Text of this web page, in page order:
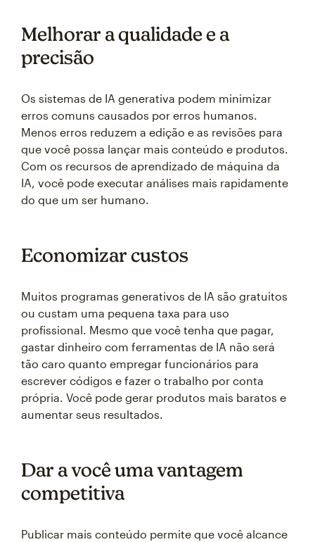
Melhorar a qualidade e a
precisão
Os sistemas de IA generativa podem minimizar
erros comuns causados por erros humanos.
Menos erros reduzem a edição e as revisões para
que você possa lançar mais conteúdo e produtos.
Com os recursos de aprendizado de máquina da
IA, você pode executar análises mais rapidamente
do que um ser humano.
Economizar custos
Muitos programas generativos de IA são gratuitos
ou custam uma pequena taxa para uso
profissional. Mesmo que você tenha que pagar,
gastar dinheiro com ferramentas de IA não será
tão caro quanto empregar funcionários para
escrever códigos e fazer o trabalho por conta
própria. Você pode gerar produtos mais baratos e
aumentar seus resultados.
Dar a você uma vantagem
competitiva
Publicar mais conteúdo permite que você alcance